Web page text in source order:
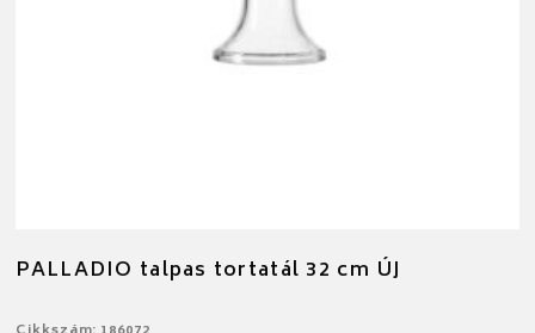
PALLADIO talpas tortatál 32 cm ÚJ